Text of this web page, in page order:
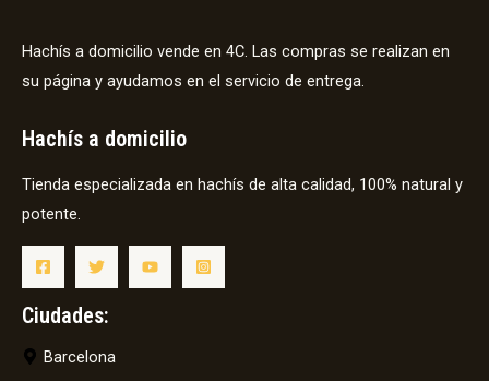
Hachís a domicilio vende en 4C. Las compras se realizan en
su página y ayudamos en el servicio de entrega.
Hachís a domicilio
Tienda especializada en hachís de alta calidad, 100% natural y
potente.
Ciudades:
Barcelona